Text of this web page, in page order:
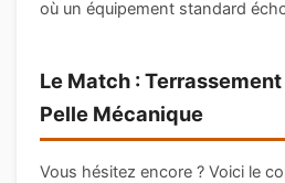
où un équipement standard
Le Match :
Pelle Mécanique
Vous hésitez encore ? Voici le